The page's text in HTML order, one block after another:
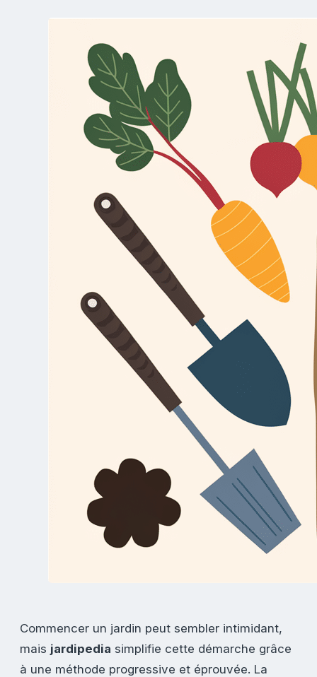
Commencer un jardin peut sembler intimidant,
mais jardipedia simplifie cette démarche grâce
à une méthode progressive et éprouvée. La